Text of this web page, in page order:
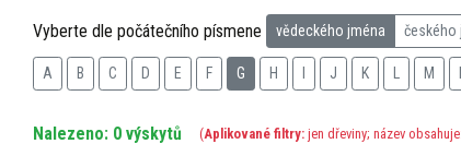
Vyberte dle počátečního písmene vědeckého jména českého
A B C D E F G H J K M
Nalezeno: 0 výskytů (Aplikované filtry: jen dřeviny; název